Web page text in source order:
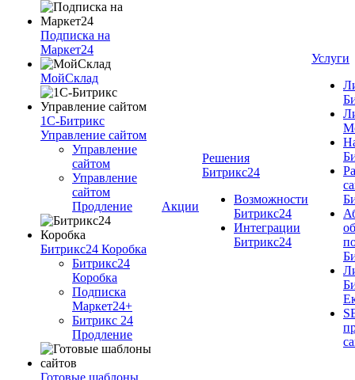
Подписка на
Маркет24
МойСклад
1С-Битрикс
Управление сайтом
Управление
cайтом
Управление
сайтом
Продление
Битрикс24 Коробка
Битрикс24
Коробка
Подписка
Маркет24+
Битрикс 24
Продление
Готовые шаблоны
Акции
Решения
Битрикс24
Возможности
Битрикс24
Интеграции
Битрикс24
Услуги